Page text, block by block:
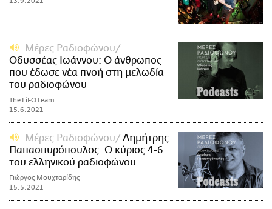
Μέρες Ραδιοφώνου
Οδυσσέας Ιωάννου: Ο άνθρωπος
που έδωσε νέα πνοή στη μελωδία
του ραδιοφώνου
The LiFO team
15.6.2021
Μέρες Ραδιοφώνου
Δημήτρης
Παπασπυρόπουλος: Ο κύριος 4-6
του ελληνικού ραδιοφώνου
Γιώργος Μουχταρίδης
15.5.2021